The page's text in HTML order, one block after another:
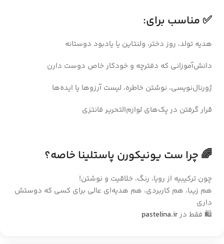
✅ مناسب برای:
هدیه تولد، روز دختر، ولنتاین یا یادبود دوستانه
دانش‌آموزانی که دفترچه و خودکار خاص دوست دارن
ژورنال‌نویسی، نوشتن خاطره، لیست آرزوها یا ایده‌ها
قرار گرفتن در پک‌های لوازم‌التحریر فانتزی
🌈 چرا ست یونیکورن پاستلینا خاصه؟
چون ترکیبیه از رویا، رنگ، خلاقیت و نوشتن!
هم زیبا، هم کاربردی، هم هدیه‌ای عالی برای کسی که دوستش
داری
🛍️ فقط درpastelina.ir